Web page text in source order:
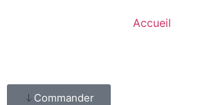
Accueil
Commander